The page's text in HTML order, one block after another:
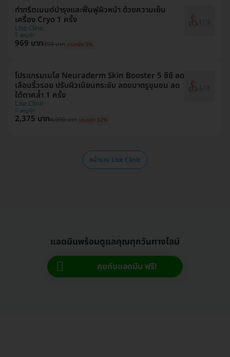
ทำทรีตเมนต์บำรุงและฟื้นฟูผิวหน้า ด้วยความเย็น
เครื่อง Cryo 1 ครั้ง
Lise Clinic
พญาไท
969 บาท999 บาท ประหยัด 3%
โปรแกรมเมโส Neuraderm Skin Booster 5 ซีซี ลด
เลือนริ้วรอย ปรับผิวเนียนกระชับ ลดขนาดรูขุมขน ลด
ใต้ตาคล้ำ 1 ครั้ง
Lise Clinic
พญาไท
2,375 บาท4,990 บาท ประหยัด 52%
หน้ารวม Lise Clinic
แอดมินพร้อมดูแลคุณทุกวันทางไลน์
คุยกับแอดมิน ฟรี!